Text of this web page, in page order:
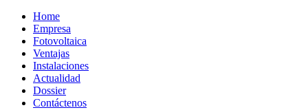
Home
Empresa
Fotovoltaica
Ventajas
Instalaciones
Actualidad
Dossier
Contáctenos